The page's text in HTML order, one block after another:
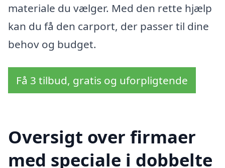
materiale du vælger. Med den rette hjælp
kan du få den carport, der passer til dine
behov og budget.
Få 3 tilbud, gratis og uforpligtende
Oversigt over firmaer
med speciale i dobbelte